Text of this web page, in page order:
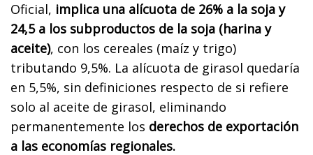
Oficial, implica una alícuota de 26% a la soja y
24,5 a los subproductos de la soja (harina y
aceite), con los cereales (maíz y trigo)
tributando 9,5%. La alícuota de girasol quedaría
en 5,5%, sin definiciones respecto de si refiere
solo al aceite de girasol, eliminando
permanentemente los derechos de exportación
a las economías regionales.